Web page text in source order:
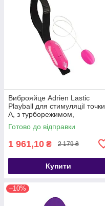
Виброяйце Adrien Lastic
Playball для стимуляції точки
А, з турборежимом,
кріплення до ноги, Рожевий -
AD40681
Готово до відправки
1 961,10 ₴ 2 179 ₴
Купити
–10%